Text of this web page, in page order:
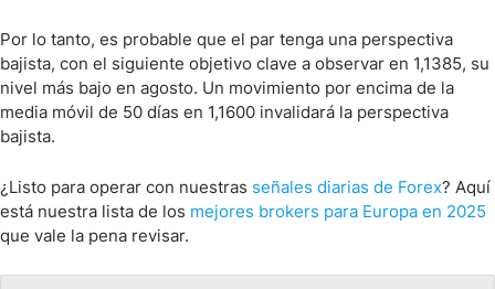
Por lo tanto, es probable que el par tenga una perspectiva
bajista, con el siguiente objetivo clave a observar en 1,1385, su
nivel más bajo en agosto. Un movimiento por encima de la
media móvil de 50 días en 1,1600 invalidará la perspectiva
bajista.
¿Listo para operar con nuestras señales diarias de Forex? Aquí
está nuestra lista de los mejores brokers para Europa en 2025
que vale la pena revisar.